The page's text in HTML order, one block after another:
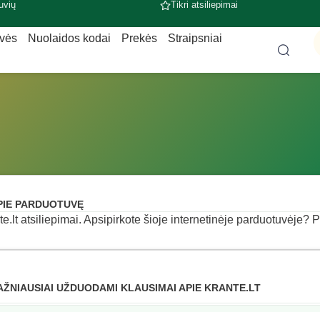
Tikri atsiliepimai
Nuolaidos kodai Prekės Straipsniai
PARDUOTUVĘ
atsiliepimai. Apsipirkote šioje internetinėje parduotuvėje?
UŽDUODAMI KLAUSIMAI APIE KRANTE.LT